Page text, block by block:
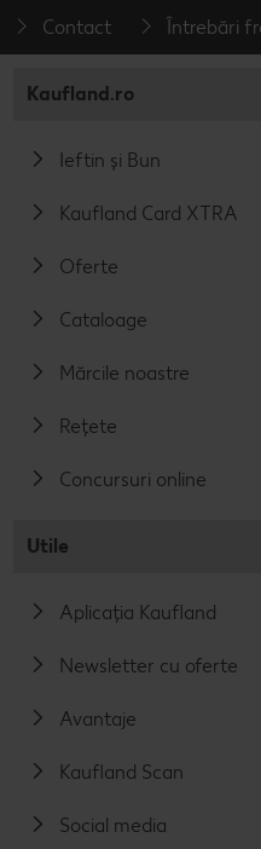
Contact Întrebări
Kaufland.ro
Ieftin și Bun
Kaufland Card XTRA
Oferte
Cataloage
Mărcile noastre
Rețete
Concursuri online
Utile
Aplicația Kaufland
Newsletter cu oferte
Avantaje
Kaufland Scan
Social media